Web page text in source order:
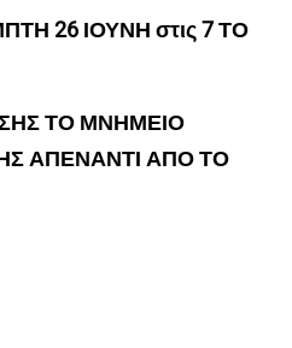
26 ΙΟΥΝΗ στις 7 ΤΟ
ΤΟ ΜΝΗΜΕΙΟ
ΑΠΕΝΑΝΤΙ ΑΠΟ ΤΟ